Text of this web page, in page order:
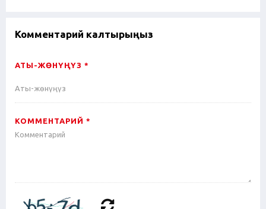
Комментарий калтырыңыз
АТЫ-ЖӨНҮҢҮЗ *
КОММЕНТАРИЙ *